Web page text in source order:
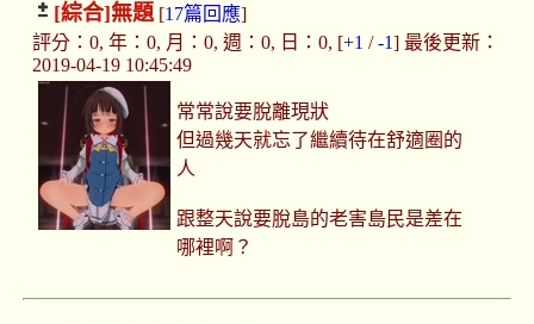
[綜合]無題[17篇回應]
評分：0, 年：0, 月：0, 週：0, 日：0, [+1 /-1] 最後更新：
2019-04-19 10:45:49
常常說要脫離現狀
但過幾天就忘了繼續待在舒適圈的
人
跟整天說要脫島的老害島民是差在
哪裡啊？